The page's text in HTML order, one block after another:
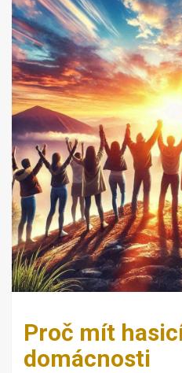
Proč mít
domácnosti